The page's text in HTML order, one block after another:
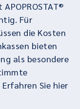
Für
die Kosten
bieten
als besondere
Sie hier